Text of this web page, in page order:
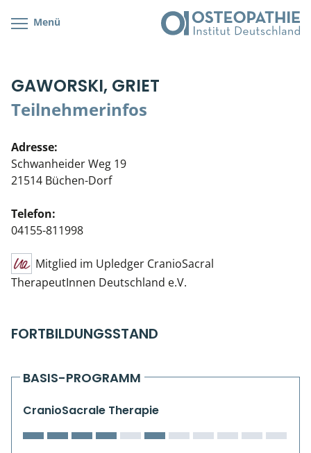
Menü
GAWORSKI, GRIET
Teilnehmerinfos
Adresse:
Schwanheider Weg 19
21514 Büchen-Dorf
Telefon:
04155-811998
Mitglied im Upledger CranioSacral
TherapeutInnen Deutschland e.V.
FORTBILDUNGSSTAND
BASIS-PROGRAMM
CranioSacrale Therapie
Cranial/Neurale Osteopathie
Parietale Osteopathie
Viszerale Osteopathie
Klinische & Praktische Kurse
Prüfung & Zertifikation
Live Online-Kurse
Postgraduate- & Spezialkurse
Human Reset Week
Kursorte mit Kursangeboten
Bonus-Programm
Veranstaltungsticket DB
Wissenswertes
Teilnehmerliste
Stellenbörse
Soziales Engagement